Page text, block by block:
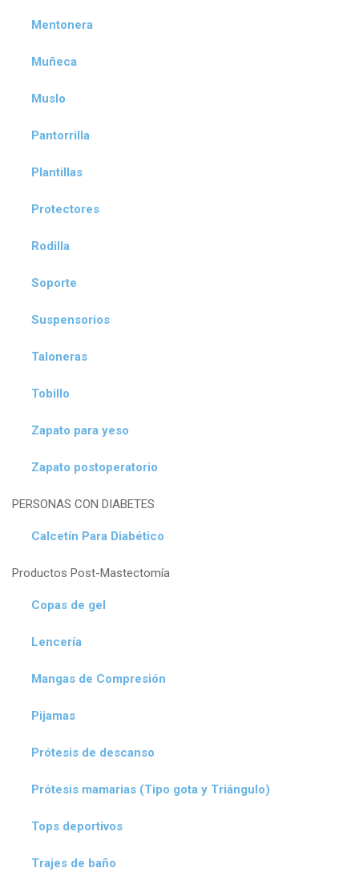
Mentonera
Muñeca
Muslo
Pantorrilla
Plantillas
Protectores
Rodilla
Soporte
Suspensorios
Taloneras
Tobillo
Zapato para yeso
Zapato postoperatorio
PERSONAS CON DIABETES
Calcetín Para Diabético
Productos Post-Mastectomía
Copas de gel
Lencería
Mangas de Compresión
Pijamas
Prótesis de descanso
Prótesis mamarias (Tipo gota y Triángulo)
Tops deportivos
Trajes de baño